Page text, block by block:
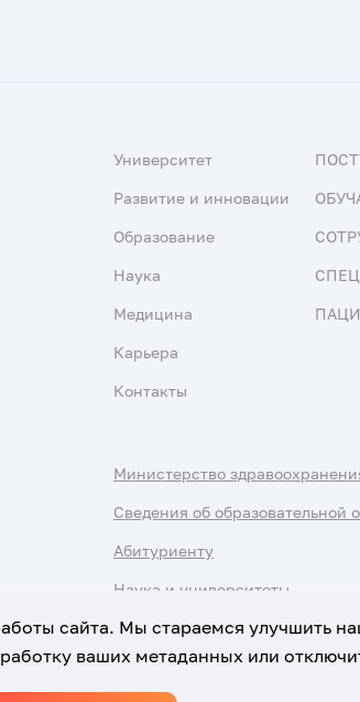
Университет
Развитие и инновации
Образование
Наука
Медицина
Карьера
Контакты
Министерство
Сведения об образовательной
Абитуриенту
Наука и университеты
сайта. Мы стараемся улучшить
ваших метаданных или